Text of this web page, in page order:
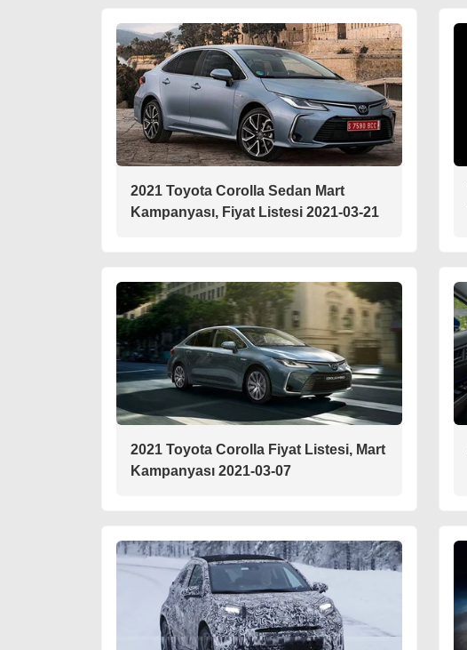
2021 Toyota Corolla Sedan Mart
Kampanyası, Fiyat Listesi 2021-03-21
2021 Toyota Corolla Fiyat Listesi, Mart
Kampanyası 2021-03-07